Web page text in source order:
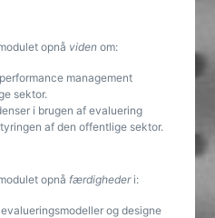
opnå viden om:
management
sektor.
i brugen af evaluering
af den offentlige sektor.
opnå færdighederi:
og designe